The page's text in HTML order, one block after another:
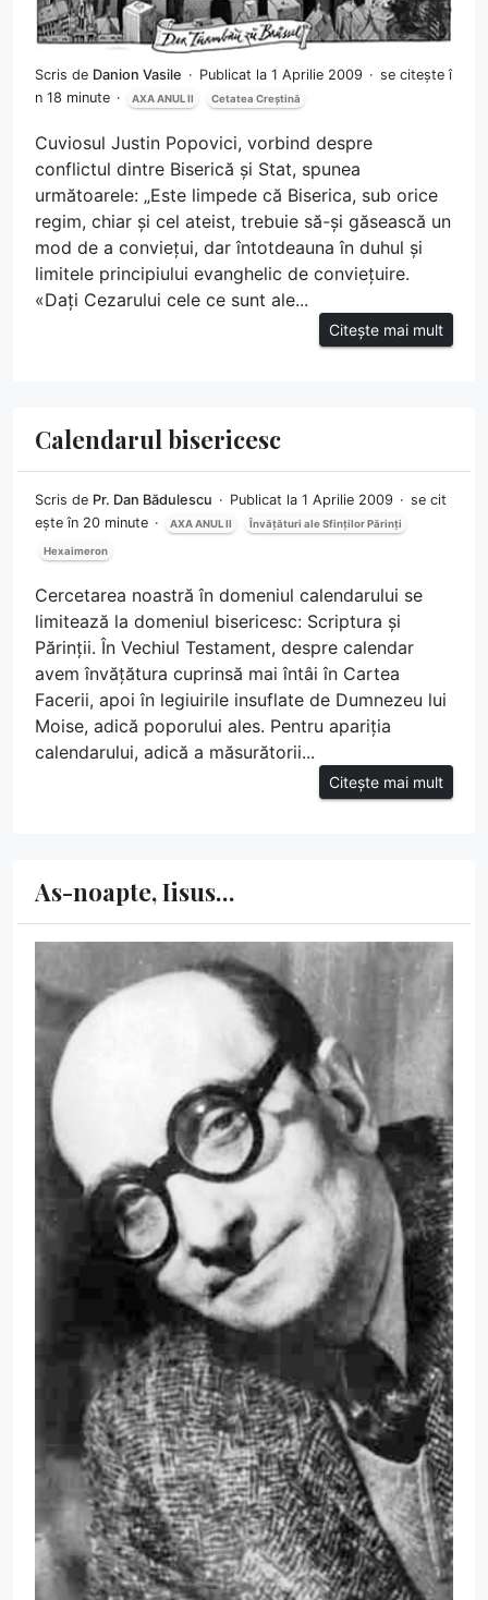
Scris de Danion Vasile Publicat la 1 Aprilie 2009
se citește î
n 18 minute
AXA ANUL II Cetatea Creștină
Cuviosul Justin Popovici, vorbind despre
conflictul dintre Biserică și Stat, spunea
următoarele: „Este limpede că Biserica, sub orice
regim, chiar și cel ateist, trebuie să-și găsească un
mod de a conviețui, dar întotdeauna în duhul și
limitele principiului evanghelic de conviețuire.
«Dați Cezarului cele ce sunt ale...
Citește mai mult
Calendarul bisericesc
Scris de Pr. Dan Bădulescu Publicat la 1 Aprilie 2009
se cit
ește în 20 minute
AXA ANUL II Învățături ale Sfinților Părinți
Hexaimeron
Cercetarea noastră în domeniul calendarului se
limitează la domeniul bisericesc: Scriptura și
Părinții. În Vechiul Testament, despre calendar
avem învățătura cuprinsă mai întâi în Cartea
Facerii, apoi în legiuirile insuflate de Dumnezeu lui
Moise, adică poporului ales. Pentru apariția
calendarului, adică a măsurătorii...
Citește mai mult
As-noapte, Iisus…